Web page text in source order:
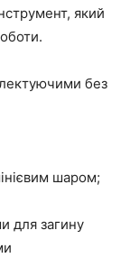
який
без
шаром;
для загину